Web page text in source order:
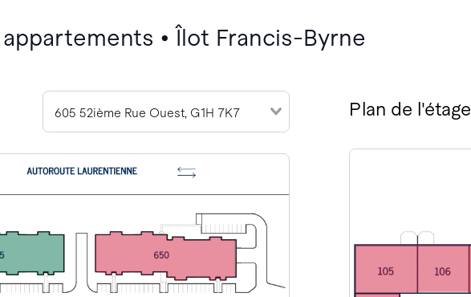
• Îlot Francis-Byrne
605 52ième Rue Ouest, G1H 7K7 Plan de l'étage